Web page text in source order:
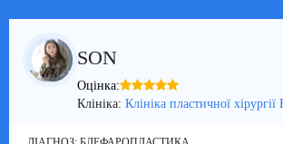
SON
Оцінка:
Клініка: Клініка пластичної